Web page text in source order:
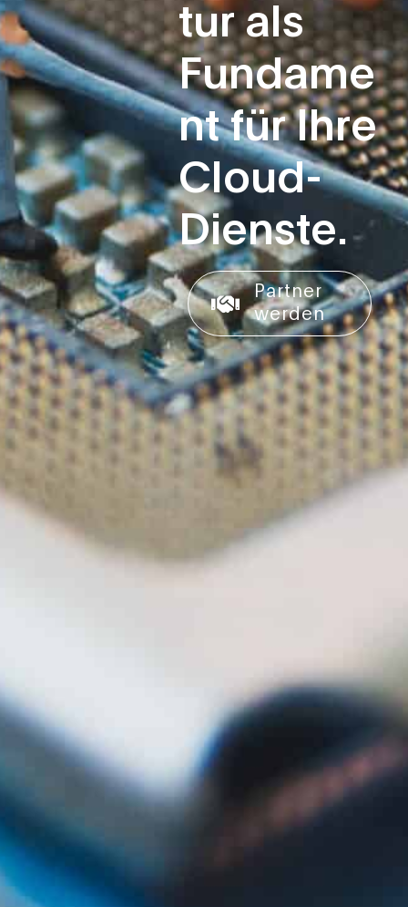
tur als
Fundame
nt für Ihre
Cloud-
Dienste.
Partner
werden